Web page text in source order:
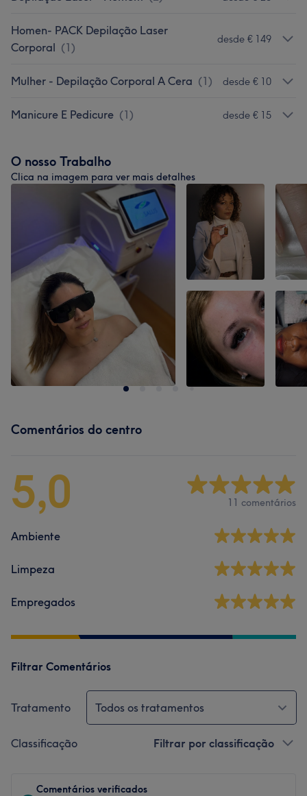
Homen- PACK Depilação Laser
Corporal (1)
desde € 149
Mulher - Depilação Corporal A Cera (1) desde € 10
Manicure E Pedicure (1) desde € 15
O nosso Trabalho
Clica na imagem para ver mais detalhes
Comentários do centro
5,0 11 comentários
Ambiente
Limpeza
Empregados
Filtrar Comentários
Tratamento Todos os tratamentos
Classificação Filtrar por classificação
Comentários verificados